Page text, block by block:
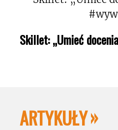
Skillet: „Umieć
ARTYKUŁY